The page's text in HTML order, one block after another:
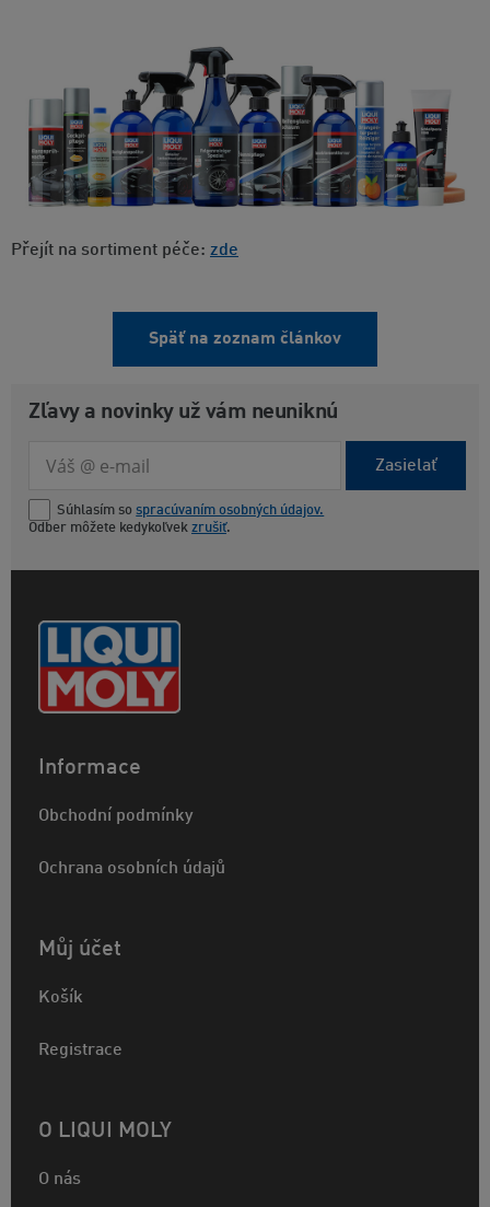
Přejít na sortiment péče: zde
Späť na zoznam článkov
Zľavy a novinky už vám neuniknú
Zasielať
Súhlasím so spracúvaním osobných údajov.
Odber môžete kedykoľvek zrušiť.
Informace
Obchodní podmínky
Ochrana osobních údajů
Můj účet
Košík
Registrace
O LIQUI MOLY
O nás